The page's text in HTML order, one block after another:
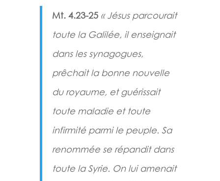
Mt. 4.23-25 « Jésus parcourait
toute la Galilée, il enseignait
dans les synagogues,
prêchait la bonne nouvelle
du royaume, et guérissait
toute maladie et toute
infirmité parmi le peuple. Sa
renommée se répandit dans
toute la Syrie. On lui amenait